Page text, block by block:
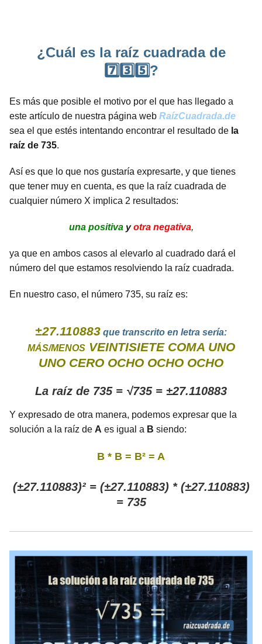
¿Cuál es la raíz cuadrada de
7️⃣3️⃣5️⃣?
Es más que posible el motivo por el que has llegado a
este artículo de nuestra página web RaízCuadrada.de
sea el que estés intentando encontrar el resultado de la
raíz de 735.
Así es que lo que nos gustaría expresarte, y que tienes
que tener muy en cuenta, es que la raíz cuadrada de
cualquier número X implica 2 resultados:
una positivayotra negativa,
ya que en ambos casos al elevarlo al cuadrado dará el
número del que estamos resolviendo la raíz cuadrada.
En nuestro caso, el número 735, su raíz es:
±27.110883 que transcrito en letra sería:
MÁS/MENOS VEINTISIETE COMA UNO
UNO CERO OCHO OCHO OCHO
La raíz de 735 = √735 = ±27.110883
Y expresado de otra manera, podemos expresar que la
solución a la raíz de A es igual a B siendo:
B * B = B² = A
(±27.110883)² = (±27.110883) * (±27.110883)
= 735